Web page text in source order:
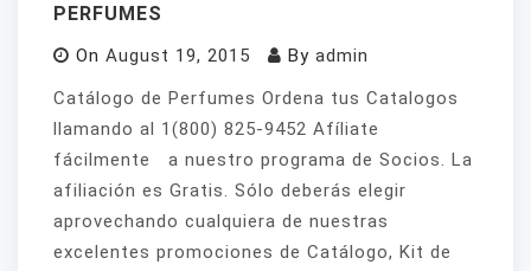
PERFUMES
On August 19, 2015 By admin
Catálogo de Perfumes Ordena tus Catalogos
llamando al 1(800) 825-9452 Afíliate
fácilmente a nuestro programa de Socios. La
afiliación es Gratis. Sólo deberás elegir
aprovechando cualquiera de nuestras
excelentes promociones de Catálogo, Kit de